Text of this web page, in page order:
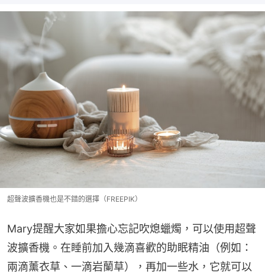
超聲波擴香機也是不錯的選擇（FREEPIK）
Mary提醒大家如果擔心忘記吹熄蠟燭，可以使用超聲
波擴香機。在睡前加入幾滴喜歡的助眠精油（例如：
兩滴薰衣草、一滴岩蘭草），再加一些水，它就可以